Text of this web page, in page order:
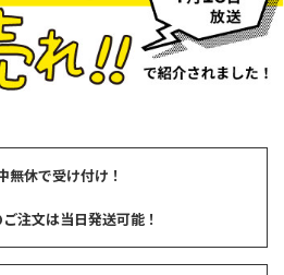
無休で受け付け！
注文は当日発送可能！